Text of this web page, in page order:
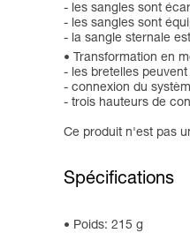
- les sangles sont
- les sangles sont
- la sangle sternale
Transformation en
- les bretelles
- connexion du
- trois hauteurs de
Ce produit n'est pas
Spécifications
Poids: 215 g